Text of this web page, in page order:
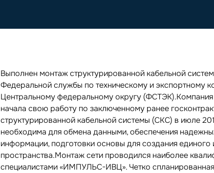
Выполнен монтаж структурированной кабельной
Федеральной службы по техническому и экспортному
Центральному федеральному округу
начала свою работу по заключенному ранее
структурированной кабельной системы (СКС) в июле
необходима для обмена данными, обеспечения
информации, подготовки основы для создания
пространства.Монтаж сети проводился наиболее
специалистами «ИМПУЛЬС-ИВЦ». Четко